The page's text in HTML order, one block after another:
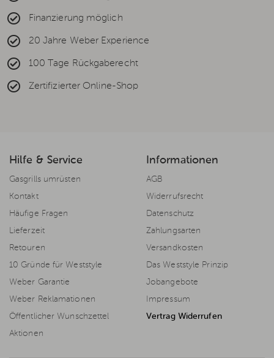
Finanzierung möglich
20 Jahre Weber Experience
100 Tage Rückgaberecht
Zertifizierter Online-Shop
Hilfe & Service
Gasgrills umrüsten
Kontakt
Häufige Fragen
Lieferzeit
Retouren
10 Gründe für Weststyle
Weber Garantie
Weber Reklamationen
Öffentlicher Wunschzettel
Aktionen
Informationen
AGB
Widerrufsrecht
Datenschutz
Zahlungsarten
Versandkosten
Das Weststyle Prinzip
Jobangebote
Impressum
Vertrag Widerrufen